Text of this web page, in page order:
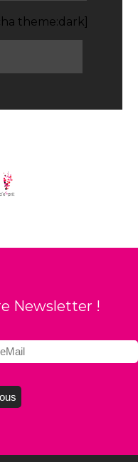
theme:dark]
Newsletter !